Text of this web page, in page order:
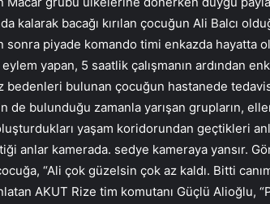
kalarak bacağı kırılan çocuğun Ali Balcı
piyade komando timi enkazda hayatta
yapan, 5 saatlik çalışmanın ardından
bedenleri bulunan çocuğun hastanede
de bulunduğu zamanla yarışan grupların,
yaşam koridorundan geçtikleri
anlar kamerada. sedye kameraya yansır.
“Ali çok güzelsin çok az kaldı. Bitti
AKUT Rize tim komutanı Güçlü Alioğlu,